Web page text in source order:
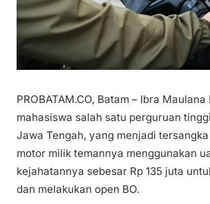
PROBATAM.CO, Batam – Ibra
mahasiswa salah satu perguruan
Jawa Tengah, yang menjadi
motor milik temannya menggunakan
kejahatannya sebesar Rp 135 juta
dan melakukan open BO.